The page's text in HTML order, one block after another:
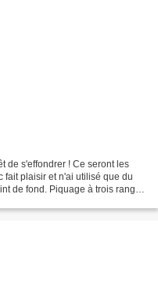
de s'effondrer ! Ce seront les
fait plaisir et n'ai utilisé que du
de fond. Piquage à trois rangs